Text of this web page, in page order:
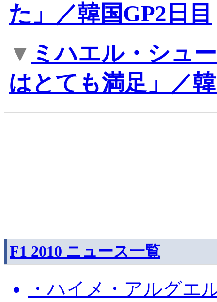
た」／韓国GP2日目
▼ ミハエル・シュ
はとても満足」／
F1 2010 ニュース一覧
・ハイメ・アルグエ